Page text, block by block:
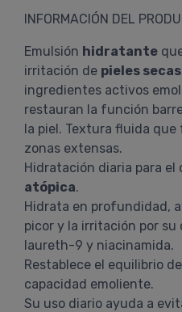
INFORMACIÓN DEL
Emulsión hidratante
irritación de pieles
ingredientes activos
restauran la función
la piel. Textura fluida
zonas extensas.
Hidratación diaria para el
atópica.
Hidrata en profundidad,
picor y la irritación por su
laureth-9 y niacinamida.
Restablece el equilibrio
capacidad emoliente.
Su uso diario ayuda a